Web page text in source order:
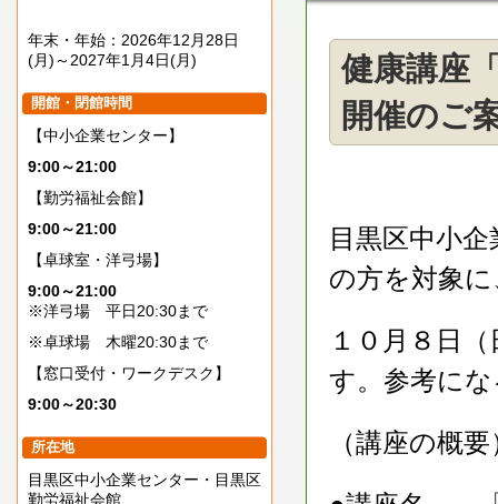
年末・年始：2026年12月28日
(月)～2027年1月4日(月)
開館・閉館時間
【中小企業センター】
9:00～21:00
【勤労福祉会館】
9:00～21:00
【卓球室・洋弓場】
9:00～21:00
※洋弓場 平日20:30まで
※卓球場 木曜20:30まで
【窓口受付・ワークデスク】
9:00～20:30
所在地
目黒区中小企業センター・目黒区
勤労福祉会館
健康講座
開催のご
目黒区中小
の方を対象
１０月８日
す。参考に
（講座の概要